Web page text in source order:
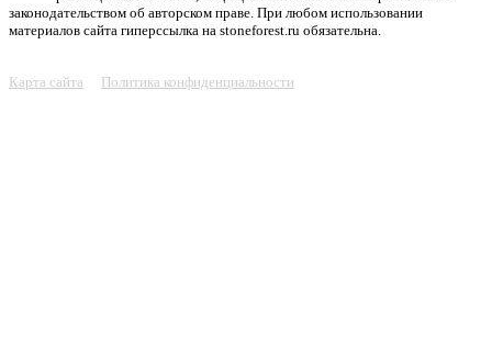
законодательством об авторском праве. При любом использовании
материалов сайта гиперссылка на stoneforest.ru обязательна.
Карта сайта Политика конфиденциальности